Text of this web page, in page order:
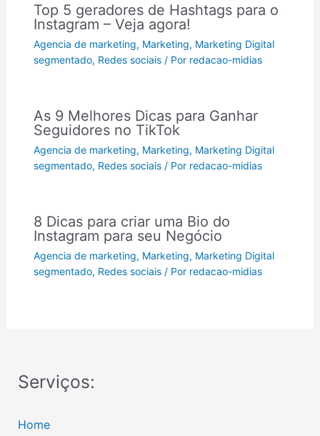
Top 5 geradores de Hashtags para o
Instagram – Veja agora!
Agencia de marketing, Marketing, Marketing Digital
segmentado, Redes sociais / Por redacao-midias
As 9 Melhores Dicas para Ganhar
Seguidores no TikTok
Agencia de marketing, Marketing, Marketing Digital
segmentado, Redes sociais / Por redacao-midias
8 Dicas para criar uma Bio do
Instagram para seu Negócio
Agencia de marketing, Marketing, Marketing Digital
segmentado, Redes sociais / Por redacao-midias
Serviços:
Home